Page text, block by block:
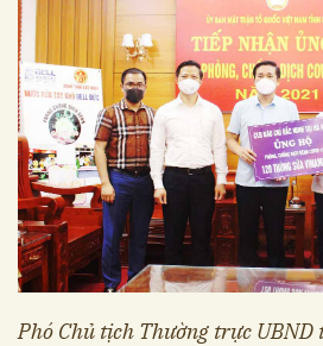
Phó Chủ tịch Thường trực UBND